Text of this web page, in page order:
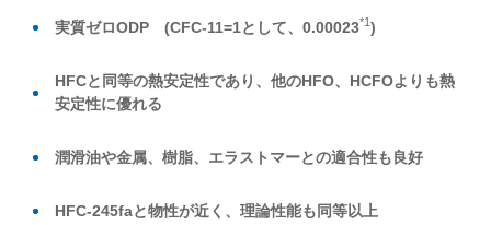
実質ゼロODP (CFC-11=1として、0.00023*1)
HFCと同等の熱安定性であり、他のHFO、HCFOよりも熱
安定性に優れる
潤滑油や金属、樹脂、エラストマーとの適合性も良好
HFC-245faと物性が近く、理論性能も同等以上